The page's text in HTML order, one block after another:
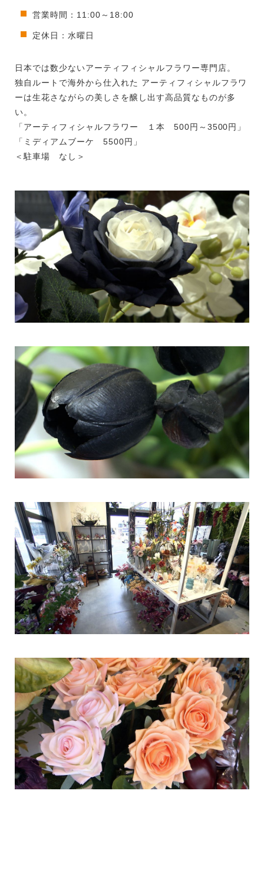
営業時間：11:00～18:00
定休日：水曜日
日本では数少ないアーティフィシャルフラワー専門店。
独自ルートで海外から仕入れた アーティフィシャルフラワ
ーは生花さながらの美しさを醸し出す高品質なものが多
い。
「アーティフィシャルフラワー １本 500円～3500円」
「ミディアムブーケ 5500円」
＜駐車場 なし＞